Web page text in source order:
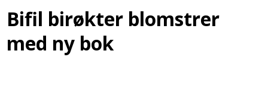
Bifil birøkter blomstrer
med ny bok